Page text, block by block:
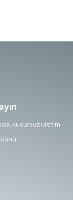
kusursuz üretim